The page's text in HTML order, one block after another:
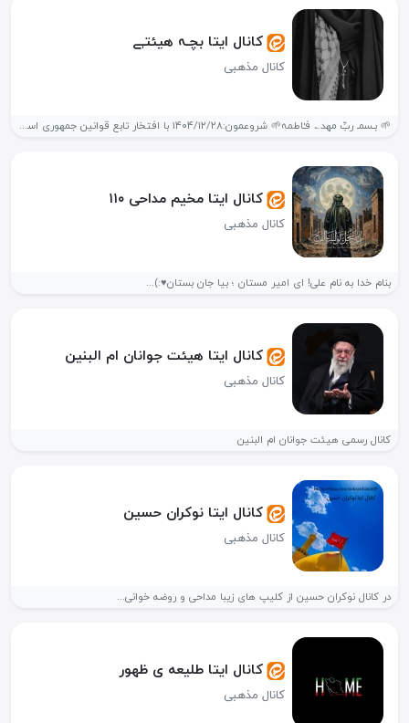
کانال ایتا بچـہ هیئتـٖے‌
کانال مذهبی
🌱 بـسمـ ربِّ مھد؎ فـٰاطمہ🌱 شروعمون:۱۴۰۴/۱۲/۲۸ با افتخار تابع قوانین جمهوری اسلامی...
کانال ایتا مخیم مداحی ۱۱۰
کانال مذهبی
بنام خدا به نام علی! ای امیر مستان ؛ بیا جان بستان♥:)...
کانال ایتا هیئت جوانان ام البنین
کانال مذهبی
کانال رسمی هیئت جوانان ام البنین
کانال ایتا نوکران حسین
کانال مذهبی
در کانال نوکران حسین از کلیپ های زیبا مداحی و روضه خوانی...
کانال ایتا طلیعه ی ظهور
کانال مذهبی